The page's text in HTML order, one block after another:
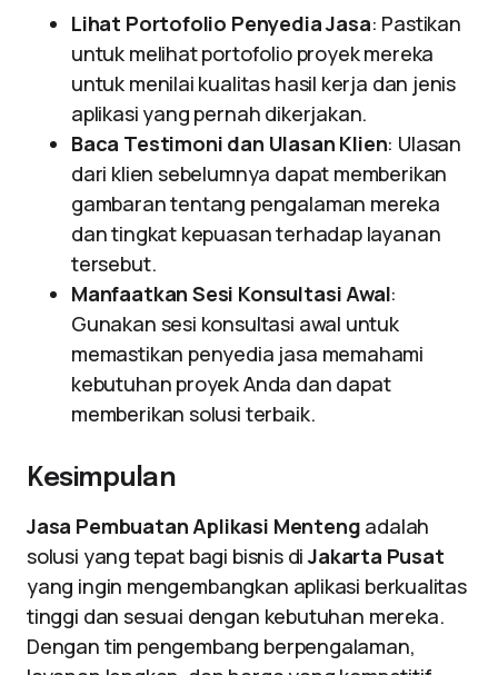
Lihat Portofolio Penyedia Jasa: Pastikan
untuk melihat portofolio proyek mereka
untuk menilai kualitas hasil kerja dan jenis
aplikasi yang pernah dikerjakan.
Baca Testimoni dan Ulasan Klien: Ulasan
dari klien sebelumnya dapat memberikan
gambaran tentang pengalaman mereka
dan tingkat kepuasan terhadap layanan
tersebut.
Manfaatkan Sesi Konsultasi Awal:
Gunakan sesi konsultasi awal untuk
memastikan penyedia jasa memahami
kebutuhan proyek Anda dan dapat
memberikan solusi terbaik.
Kesimpulan
Jasa Pembuatan Aplikasi Menteng adalah
solusi yang tepat bagi bisnis diJakarta Pusat
yang ingin mengembangkan aplikasi berkualitas
tinggi dan sesuai dengan kebutuhan mereka.
Dengan tim pengembang berpengalaman,